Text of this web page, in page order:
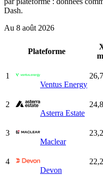
Dash.
Au 8 août 2026
Plateforme
1
Ventus Energy
2
Asterra Estate
3
Maclear
4
Devon